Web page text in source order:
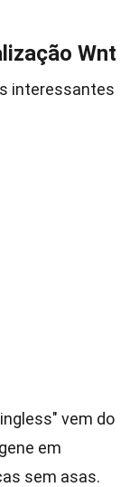
Wnt
interessantes
vem do
em
sem asas.